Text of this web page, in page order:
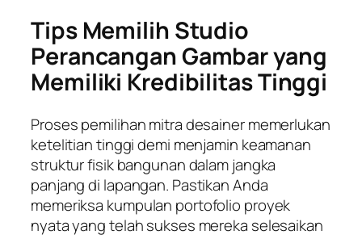
Tips Memilih Studio
Perancangan Gambar yang
Memiliki Kredibilitas Tinggi
Proses pemilihan mitra desainer memerlukan
ketelitian tinggi demi menjamin keamanan
struktur fisik bangunan dalam jangka
panjang di lapangan. Pastikan Anda
memeriksa kumpulan portofolio proyek
nyata yang telah sukses mereka selesaikan